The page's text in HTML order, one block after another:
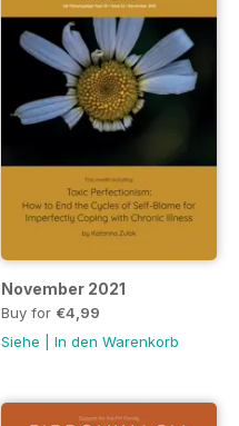
November 2021
Buy for €4,99
Siehe
In den Warenkorb